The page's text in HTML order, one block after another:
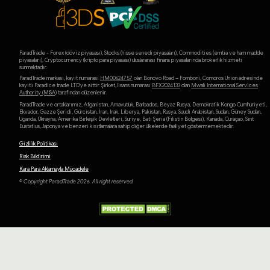
ParadTrade - Forex (döviz piyasası), Stocks (hisse senedi piyasaları), Commodities (emtia ve ham madde
piyasaları), Cryptocurrency (kripto para piyasası) uluslararası finans piyasalarında brokerlik hizmeti
sunmaktadır.
ParadTrade markası, kayıt numarası HM00624757 olan Bonovo Road – Fomboni, Comoros Union adresinde
kayıtlı Paradice trade LTD'ye aittir. Şirket, lisans numarası BFX2024133olan Mwali International Services
Authority (MlSA)tarafından düzenlenir.
ParadTrade ve ortaklarımız, Afganistan, Arnavutluk, Barbados, Beyaz Rusya, Demokratik Kongo Cumhuriyeti,
Ekvador, Gazze Şeridi, Gürcistan, İran, Irak, Liberya, Pakistan, Rusya, Suudi Arabistan, Sudan, Güney Sudan,
Uganda, Ukrayna, Amerika Birleşik Devletleri, Suriye, Batı Şeria (Filistin Bölgesi), Kanada, Curaçao, Sint
Eustatius, Japonya ve benzeri kısıtlamalara sahip diğer ülkelerde faaliyet göstermemektedir.
Gizlilik Politikası
Risk Bildirimi
Kara Para Aklamayla Mücadele
© Copyright ParadTrade 2026. All right reserved.